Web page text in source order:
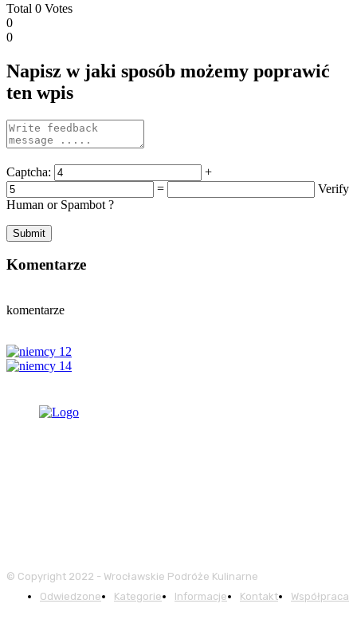
Total 0 Votes
0
0
Napisz w jaki sposób możemy poprawić
ten wpis
Captcha:
+
=
Verify
Human or Spambot ?
Komentarze
komentarze
© Copyright 2022 - Wrocławskie Podróże Kulinarne
Odwiedzone
Kategorie Informacje Kontakt Współpraca